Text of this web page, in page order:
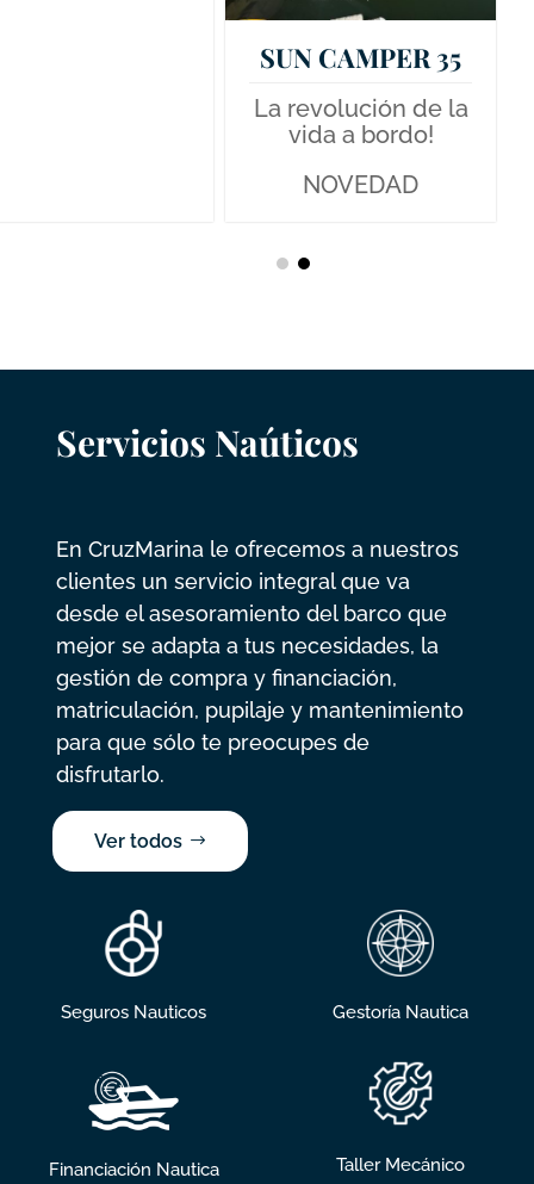
SUN CAMPER 35
La revolución de la
vida a bordo!
NOVEDAD
Servicios Naúticos
En CruzMarina le ofrecemos a nuestros
clientes un servicio integral que va
desde el asesoramiento del barco que
mejor se adapta a tus necesidades, la
gestión de compra y financiación,
matriculación, pupilaje y mantenimiento
para que sólo te preocupes de
disfrutarlo.
Ver todos
Seguros Nauticos Gestoría Nautica
Financiación Nautica Taller Mecánico